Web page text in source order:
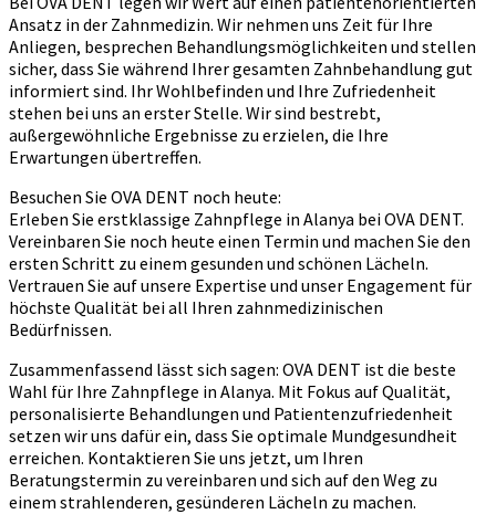
Ansatz in der Zahnmedizin. Wir nehmen uns Zeit für Ihre
Anliegen, besprechen Behandlungsmöglichkeiten und stellen
sicher, dass Sie während Ihrer gesamten Zahnbehandlung gut
informiert sind. Ihr Wohlbefinden und Ihre Zufriedenheit
stehen bei uns an erster Stelle. Wir sind bestrebt,
außergewöhnliche Ergebnisse zu erzielen, die Ihre
Erwartungen übertreffen.
Besuchen Sie OVA DENT noch heute:
Erleben Sie erstklassige Zahnpflege in Alanya bei OVA DENT.
Vereinbaren Sie noch heute einen Termin und machen Sie den
ersten Schritt zu einem gesunden und schönen Lächeln.
Vertrauen Sie auf unsere Expertise und unser Engagement für
höchste Qualität bei all Ihren zahnmedizinischen
Bedürfnissen.
Zusammenfassend lässt sich sagen: OVA DENT ist die beste
Wahl für Ihre Zahnpflege in Alanya. Mit Fokus auf Qualität,
personalisierte Behandlungen und Patientenzufriedenheit
setzen wir uns dafür ein, dass Sie optimale Mundgesundheit
erreichen. Kontaktieren Sie uns jetzt, um Ihren
Beratungstermin zu vereinbaren und sich auf den Weg zu
einem strahlenderen, gesünderen Lächeln zu machen.